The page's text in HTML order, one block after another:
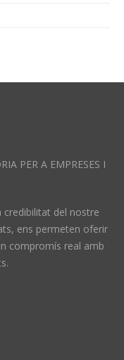
PER A EMPRESES I
credibilitat del nostre
ens permeten oferir
compromís real amb